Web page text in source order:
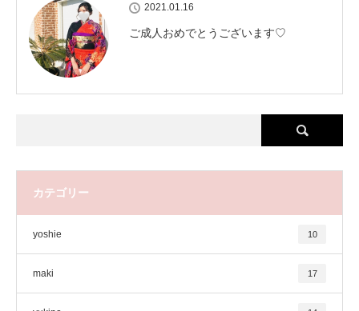
2021.01.16
ご成人おめでとうございます♡
カテゴリー
yoshie 10
maki 17